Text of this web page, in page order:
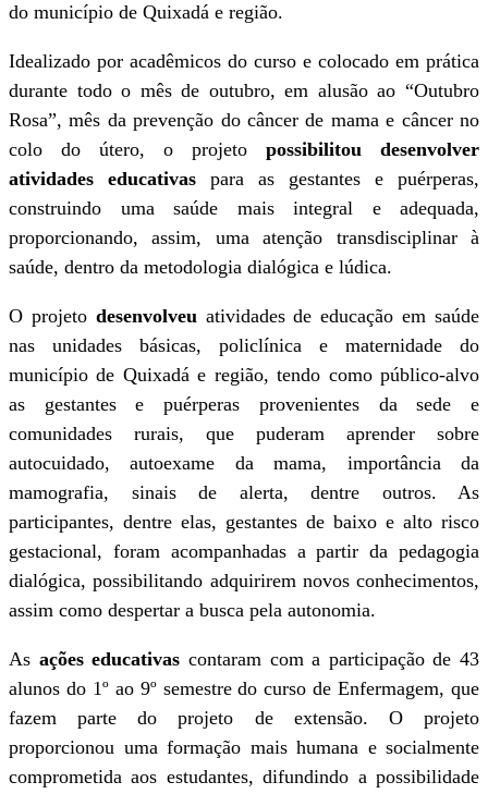
do município de Quixadá e região.
Idealizado por acadêmicos do curso e colocado em prática
durante todo o mês de outubro, em alusão ao “Outubro
Rosa”, mês da prevenção do câncer de mama e câncer no
colo do útero, o projeto possibilitou desenvolver
atividades educativas para as gestantes e puérperas,
construindo uma saúde mais integral e adequada,
proporcionando, assim, uma atenção transdisciplinar à
saúde, dentro da metodologia dialógica e lúdica.
O projeto desenvolveuatividades de educação em saúde
nas unidades básicas, policlínica e maternidade do
município de Quixadá e região, tendo como público-alvo
as gestantes e puérperas provenientes da sede e
comunidades rurais, que puderam aprender sobre
autocuidado, autoexame da mama, importância da
mamografia, sinais de alerta, dentre outros. As
participantes, dentre elas, gestantes de baixo e alto risco
gestacional, foram acompanhadas a partir da pedagogia
dialógica, possibilitando adquirirem novos conhecimentos,
assim como despertar a busca pela autonomia.
As ações educativas contaram com a participação de 43
alunos do 1º ao 9º semestre do curso de Enfermagem, que
fazem parte do projeto de extensão. O projeto
proporcionou uma formação mais humana e socialmente
comprometida aos estudantes, difundindo a possibilidade